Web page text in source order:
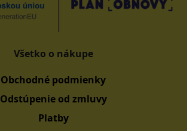
Všetko o nákupe
Obchodné podmienky
Odstúpenie od zmluvy
Platby